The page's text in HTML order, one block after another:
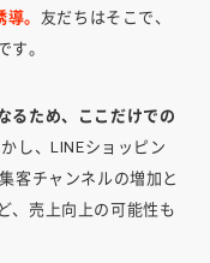
。 友だちはそこで、
す。
るため、ここだけでの
かし、LINEショッピン
客チャンネルの増加と
、売上向上の可能性も